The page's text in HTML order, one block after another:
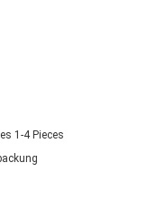
1-4 Pieces